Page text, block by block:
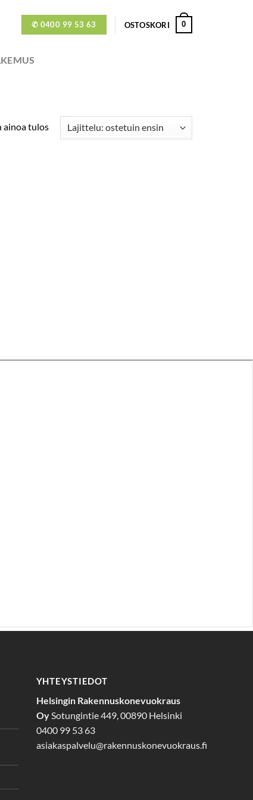
✆ 0400 99 53 63 OSTOSKORI 0
ainoa tulos
YHTEYSTIEDOT
Helsingin Rakennuskonevuokraus
OySotungintie 449, 00890 Helsinki
0400 99 53 63
asiakaspalvelu@rakennuskonevuokraus.fi